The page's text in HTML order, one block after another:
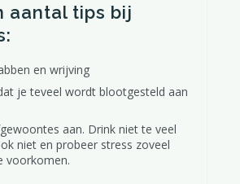
aantal tips bij
en wrijving
je teveel wordt blootgesteld aan
aan. Drink niet te veel
niet en probeer stress zoveel
voorkomen.